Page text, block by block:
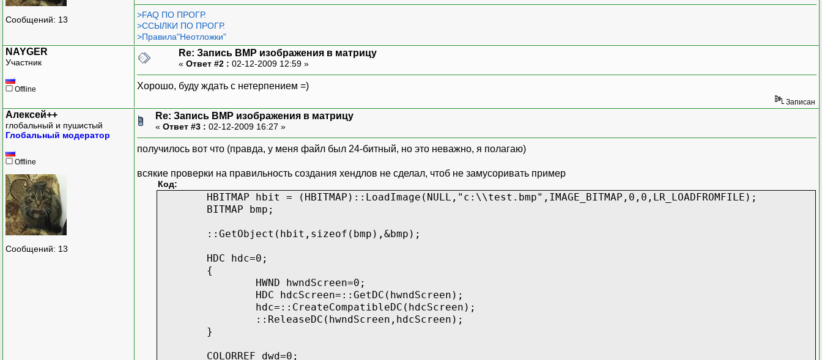
Сообщений: 13
>FAQ ПО ПРОГР.
>ССЫЛКИ ПО ПРОГР.
>Правила"Неотложки"
NAYGER
Участник
Offline
Re: Запись BMP изображения в матрицу
« Ответ #2 : 02-12-2009 12:59 »
Хорошо, буду ждать с нетерпением =)
Записан
Алексей++
глобальный и пушистый
Глобальный модератор
Offline
Сообщений: 13
Re: Запись BMP изображения в матрицу
« Ответ #3 : 02-12-2009 16:27 »
получилось вот что (правда, у меня файл был 24-битный, но это неважно, я полагаю)
всякие проверки на правильность создания хендлов не сделал, чтоб не замусоривать пример
Код:
HBITMAP hbit = (HBITMAP)::LoadImage(NULL,"c:\\test.bmp",IMAGE_BITMAP,0,0,LR_LOADFROMFILE);
BITMAP bmp;
::GetObject(hbit,sizeof(bmp),&bmp);
HDC hdc=0;
{
HWND hwndScreen=0;
HDC hdcScreen=::GetDC(hwndScreen);
hdc=::CreateCompatibleDC(hdcScreen);
::ReleaseDC(hwndScreen,hdcScreen);
}
COLORREF dwd=0;